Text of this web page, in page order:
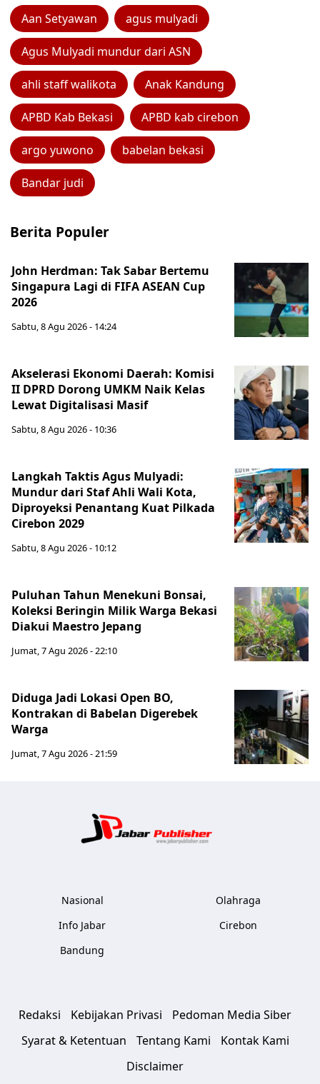
Aan Setyawan agus mulyadi
Agus Mulyadi mundur dari ASN
ahli staff walikota Anak Kandung
APBD Kab Bekasi APBD kab cirebon
argo yuwono babelan bekasi
Bandar judi
Berita Populer
John Herdman: Tak Sabar Bertemu
Singapura Lagi di FIFA ASEAN Cup
2026
Sabtu, 8 Agu 2026 - 14:24
Akselerasi Ekonomi Daerah: Komisi
II DPRD Dorong UMKM Naik Kelas
Lewat Digitalisasi Masif
Sabtu, 8 Agu 2026 - 10:36
Langkah Taktis Agus Mulyadi:
Mundur dari Staf Ahli Wali Kota,
Diproyeksi Penantang Kuat Pilkada
Cirebon 2029
Sabtu, 8 Agu 2026 - 10:12
Puluhan Tahun Menekuni Bonsai,
Koleksi Beringin Milik Warga Bekasi
Diakui Maestro Jepang
Jumat, 7 Agu 2026 - 22:10
Diduga Jadi Lokasi Open BO,
Kontrakan di Babelan Digerebek
Warga
Jumat, 7 Agu 2026 - 21:59
Nasional
Info Jabar
Bandung
Olahraga
Cirebon
Redaksi Kebijakan Privasi
Pedoman Media Siber
Syarat & Ketentuan
Tentang Kami
Kontak Kami
Disclaimer